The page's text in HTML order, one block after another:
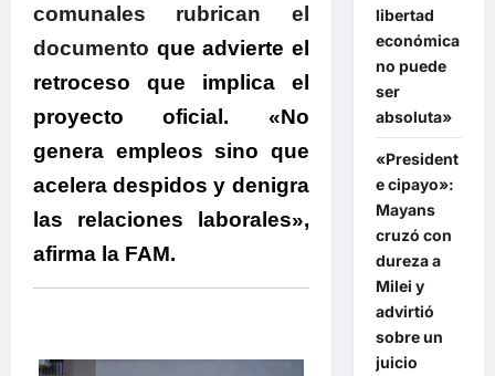
comunales rubrican el
documento que advierte el
retroceso que implica el
proyecto oficial. «No
genera empleos sino que
acelera despidos y denigra
las relaciones laborales»,
afirma la FAM.
libertad
económica
no puede
ser
absoluta»
«President
e cipayo»:
Mayans
cruzó con
dureza a
Milei y
advirtió
sobre un
juicio